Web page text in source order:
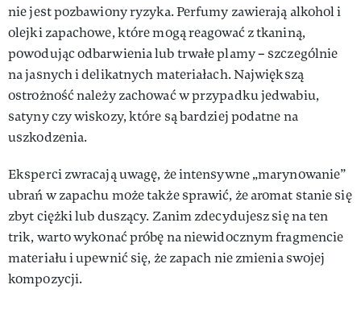
nie jest pozbawiony ryzyka. Perfumy zawierają alkohol i
olejki zapachowe, które mogą reagować z tkaniną,
powodując odbarwienia lub trwałe plamy – szczególnie
na jasnych i delikatnych materiałach. Największą
ostrożność należy zachować w przypadku jedwabiu,
satyny czy wiskozy, które są bardziej podatne na
uszkodzenia.
Eksperci zwracają uwagę, że intensywne „marynowanie”
ubrań w zapachu może także sprawić, że aromat stanie się
zbyt ciężki lub duszący. Zanim zdecydujesz się na ten
trik, warto wykonać próbę na niewidocznym fragmencie
materiału i upewnić się, że zapach nie zmienia swojej
kompozycji.